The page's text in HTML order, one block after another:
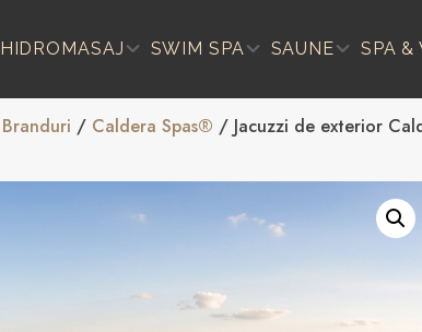
HIDROMASAJ SWIM SPA SAUNE SPA &
Branduri / Caldera Spas® / Jacuzzi de exterior